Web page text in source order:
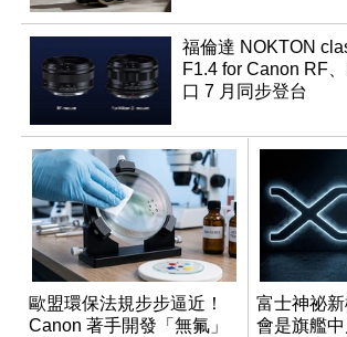
福倫達 NOKTON
F1.4 for Canon RF
口 7 月同步登台
歐盟環保法規步步逼近！
Canon 著手開發「無氟」
富士神祕新
會是旗艦